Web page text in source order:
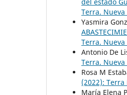
Terra. Nueva
Yasmira
Terra. Nueva
Antonio De
Terra. Nueva
Rosa M
(2022): Terra
María Elena